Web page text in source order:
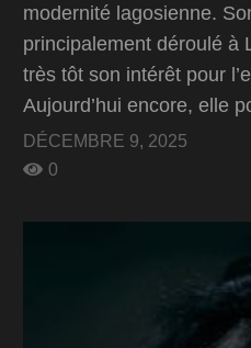
modernité lagosienne.
principalement déroulé à
très tôt son intérêt pour
Aujourd’hui encore, elle
DÉCEMBRE 9, 2025
0